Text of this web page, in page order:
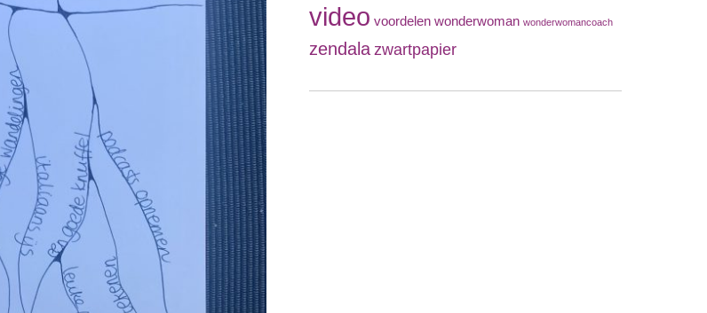
video voordelen wonderwoman wonderwomancoach
zendala zwartpapier